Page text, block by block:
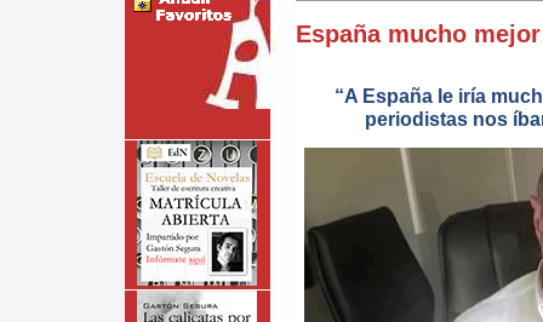
España mucho
“A España le iría
periodistas nos